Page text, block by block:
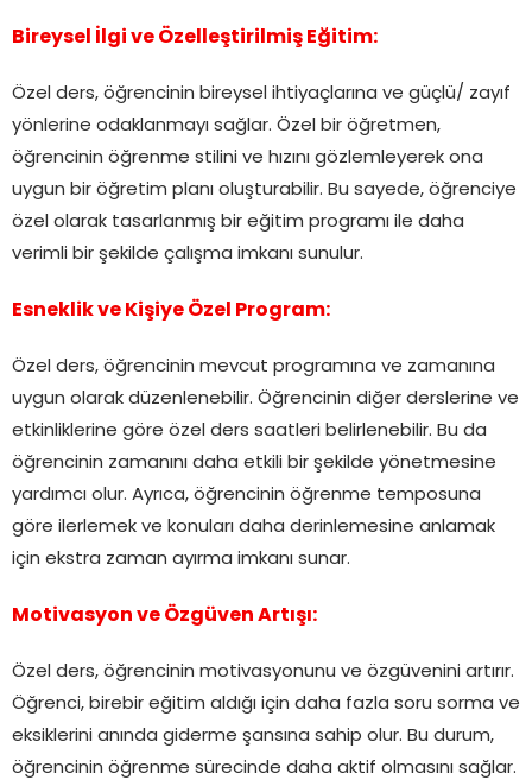
Bireysel İlgi ve Özelleştirilmiş Eğitim:
Özel ders, öğrencinin bireysel ihtiyaçlarına ve güçlü/ zayıf
yönlerine odaklanmayı sağlar. Özel bir öğretmen,
öğrencinin öğrenme stilini ve hızını gözlemleyerek ona
uygun bir öğretim planı oluşturabilir. Bu sayede, öğrenciye
özel olarak tasarlanmış bir eğitim programı ile daha
verimli bir şekilde çalışma imkanı sunulur.
Esneklik ve Kişiye Özel Program:
Özel ders, öğrencinin mevcut programına ve zamanına
uygun olarak düzenlenebilir. Öğrencinin diğer derslerine ve
etkinliklerine göre özel ders saatleri belirlenebilir. Bu da
öğrencinin zamanını daha etkili bir şekilde yönetmesine
yardımcı olur. Ayrıca, öğrencinin öğrenme temposuna
göre ilerlemek ve konuları daha derinlemesine anlamak
için ekstra zaman ayırma imkanı sunar.
Motivasyon ve Özgüven Artışı:
Özel ders, öğrencinin motivasyonunu ve özgüvenini artırır.
Öğrenci, birebir eğitim aldığı için daha fazla soru sorma ve
eksiklerini anında giderme şansına sahip olur. Bu durum,
öğrencinin öğrenme sürecinde daha aktif olmasını sağlar.